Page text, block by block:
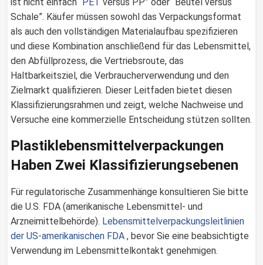
Schale”. Käufer müssen sowohl das Verpackungsformat
als auch den vollständigen Materialaufbau spezifizieren
und diese Kombination anschließend für das Lebensmittel,
den Abfüllprozess, die Vertriebsroute, das
Haltbarkeitsziel, die Verbraucherverwendung und den
Zielmarkt qualifizieren. Dieser Leitfaden bietet diesen
Klassifizierungsrahmen und zeigt, welche Nachweise und
Versuche eine kommerzielle Entscheidung stützen sollten.
Plastiklebensmittelverpackungen
Haben Zwei Klassifizierungsebenen
Für regulatorische Zusammenhänge konsultieren Sie bitte
die U.S. FDA (amerikanische Lebensmittel- und
Arzneimittelbehörde). Lebensmittelverpackungsleitlinien
der US-amerikanischen FDA , bevor Sie eine beabsichtigte
Verwendung im Lebensmittelkontakt genehmigen.